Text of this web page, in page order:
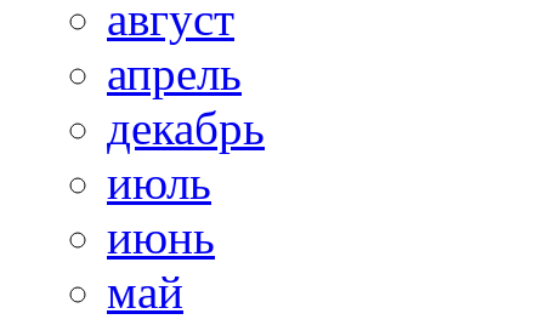
август
апрель
декабрь
июль
июнь
май